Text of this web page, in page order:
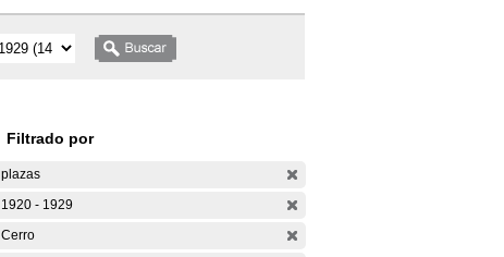
Filtrado por
plazas
1920 - 1929
Cerro